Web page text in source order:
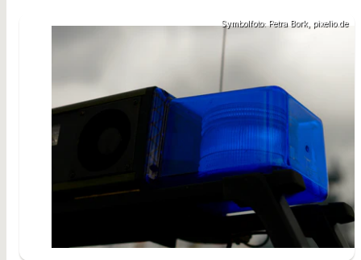
Symbolfoto: Petra Bork, pixelio.de